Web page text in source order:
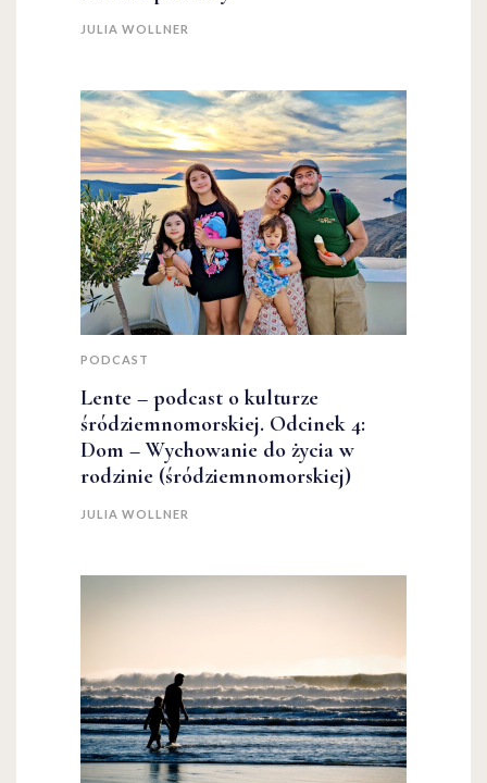
JULIA WOLLNER
PODCAST
Lente – podcast o kulturze
śródziemnomorskiej. Odcinek 4:
Dom – Wychowanie do życia w
rodzinie (śródziemnomorskiej)
JULIA WOLLNER